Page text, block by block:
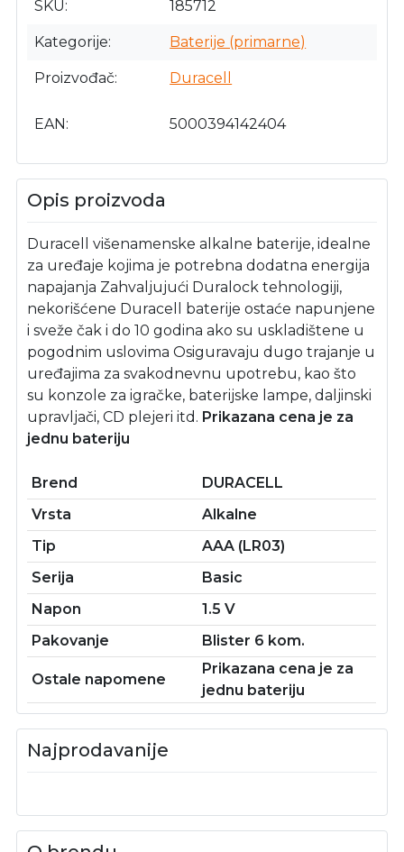
SKU 185712
Kategorije Baterije (primarne)
Proizvođač Duracell
EAN 5000394142404
Opis proizvoda
Duracell višenamenske alkalne baterije, idealne
za uređaje kojima je potrebna dodatna energija
napajanja Zahvaljujući Duralock tehnologiji,
nekorišćene Duracell baterije ostaće napunjene
i sveže čak i do 10 godina ako su uskladištene u
pogodnim uslovima Osiguravaju dugo trajanje u
uređajima za svakodnevnu upotrebu, kao što
su konzole za igračke, baterijske lampe, daljinski
upravljači, CD plejeri itd. Prikazana cena je za
jednu bateriju
Brend
DURACELL
Vrsta
Alkalne
Tip
AAA (LR03)
Serija
Basic
Napon
1.5 V
Pakovanje
Blister 6 kom.
Ostale napomene
Prikazana cena je za
jednu bateriju
Najprodavanije